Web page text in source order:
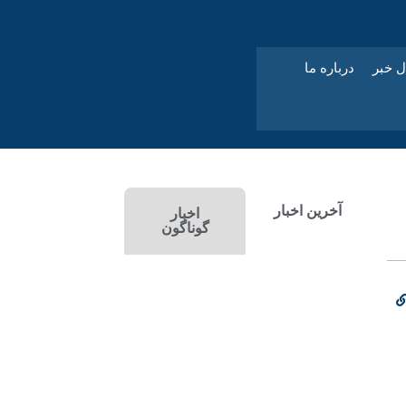
خبر درباره ما
آخرین اخبار
اخبار
گوناگون